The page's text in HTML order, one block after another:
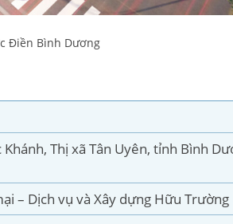
Điền Bình Dương
Thị xã Tân Uyên, tỉnh Bình
– Dịch vụ và Xây dựng Hữu Trường